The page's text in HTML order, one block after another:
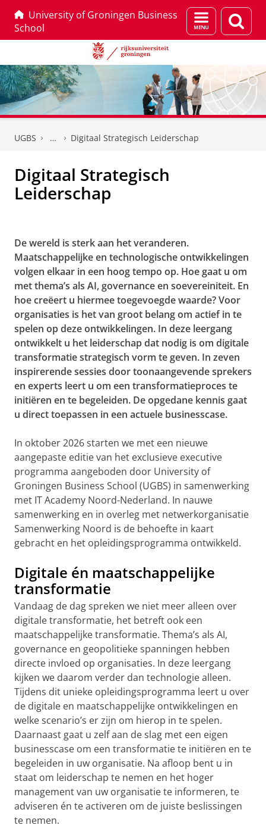
University of Groningen Business
School
Menu
en
UGBS Digitaal Strategisch Leiderschap
Digitaal Strategisch
Leiderschap
De wereld is sterk aan het veranderen.
Maatschappelijke en technologische ontwikkelingen
volgen elkaar in een hoog tempo op. Hoe gaat u om
met thema’s als AI, governance en soevereiniteit. En
hoe creëert u hiermee toegevoegde waarde? Voor
organisaties is het van groot belang om actief in te
spelen op deze ontwikkelingen. In deze leergang
ontwikkelt u het leiderschap dat nodig is om digitale
transformatie strategisch vorm te geven. In zeven
inspirerende sessies door toonaangevende sprekers
en experts leert u om een transformatieproces te
initiëren en te begeleiden. De opgedane kennis gaat
u direct toepassen in een actuele businesscase.
In oktober 2026 starten we met een nieuwe
aangepaste editie van het exclusieve executive
programma aangeboden door University of
Groningen Business School (UGBS) in samenwerking
met IT Academy Noord-Nederland. In nauwe
samenwerking en in overleg met netwerkorganisatie
Samenwerking Noord is de behoefte in kaart
gebracht en het opleidingsprogramma ontwikkeld.
Digitale én maatschappelijke
transformatie
Vandaag de dag spreken we niet meer alleen over
digitale transformatie, het betreft ook een
maatschappelijke transformatie. Thema’s als AI,
governance en geopolitieke spanningen hebben
directe invloed op organisaties. In deze leergang
kijken we daarom verder dan technologie alleen.
Tijdens dit unieke opleidingsprogramma leert u over
de digitale en maatschappelijke ontwikkelingen en
welke scenario’s er zijn om hierop in te spelen.
Daarnaast gaat u zelf aan de slag met een eigen
businesscase om een transformatie te initiëren en te
begeleiden in uw organisatie. Na afloop bent u in
staat om leiderschap te nemen en het hoger
management van uw organisatie te informeren, te
adviseren én te activeren om de juiste beslissingen
te nemen.